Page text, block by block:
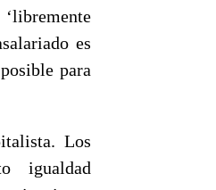
es
para
Los
igualdad